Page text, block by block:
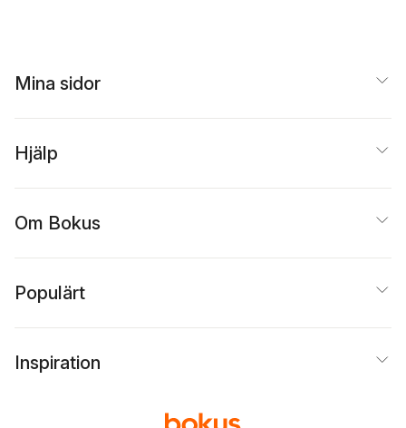
Mina sidor
Hjälp
Om Bokus
Populärt
Inspiration